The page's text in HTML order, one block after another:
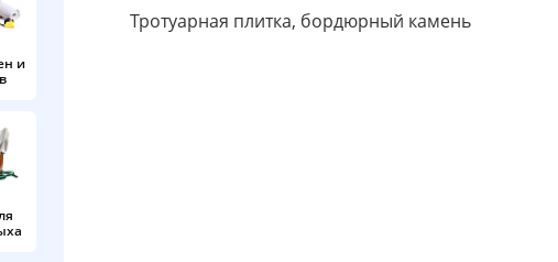
и
Тротуарная плитка, бордюрный камень